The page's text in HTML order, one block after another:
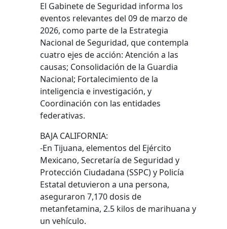
El Gabinete de Seguridad informa los
eventos relevantes del 09 de marzo de
2026, como parte de la Estrategia
Nacional de Seguridad, que contempla
cuatro ejes de acción: Atención a las
causas; Consolidación de la Guardia
Nacional; Fortalecimiento de la
inteligencia e investigación, y
Coordinación con las entidades
federativas.
BAJA CALIFORNIA:
-En Tijuana, elementos del Ejército
Mexicano, Secretaría de Seguridad y
Protección Ciudadana (SSPC) y Policía
Estatal detuvieron a una persona,
aseguraron 7,170 dosis de
metanfetamina, 2.5 kilos de marihuana y
un vehículo.